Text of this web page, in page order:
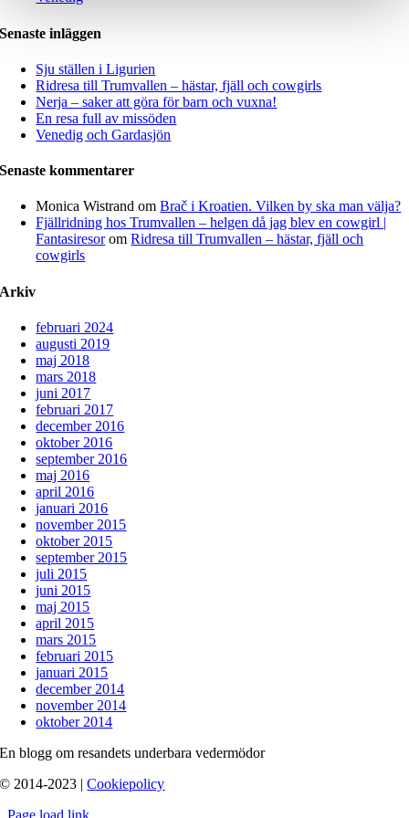
Senaste inläggen
Sju ställen i Ligurien
Ridresa till Trumvallen – hästar, fjäll och cowgirls
Nerja – saker att göra för barn och vuxna!
En resa full av missöden
Venedig och Gardasjön
Senaste kommentarer
Monica Wistrand omBrač i Kroatien. Vilken by ska man välja?
Fjällridning hos Trumvallen – helgen då jag blev en cowgirl |
FantasiresoromRidresa till Trumvallen – hästar, fjäll och
cowgirls
Arkiv
februari 2024
augusti 2019
maj 2018
mars 2018
juni 2017
februari 2017
december 2016
oktober 2016
september 2016
maj 2016
april 2016
januari 2016
november 2015
oktober 2015
september 2015
juli 2015
juni 2015
maj 2015
april 2015
mars 2015
februari 2015
januari 2015
december 2014
november 2014
oktober 2014
En blogg om resandets underbara vedermödor
© 2014-2023 |Cookiepolicy
Page load link